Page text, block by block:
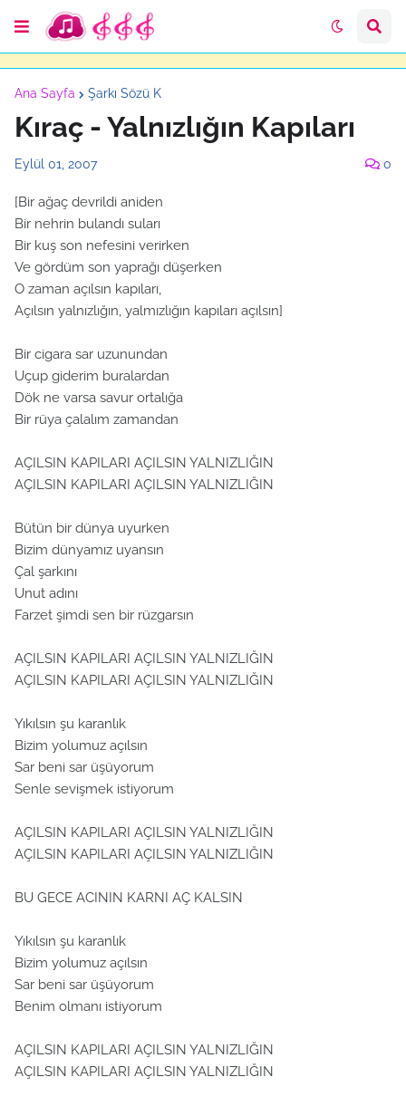
Ana Sayfa Şarkı Sözü K
Kıraç - Yalnızlığın Kapıları
Eylül 01, 2007 0
[Bir ağaç devrildi aniden
Bir nehrin bulandı suları
Bir kuş son nefesini verirken
Ve gördüm son yaprağı düşerken
O zaman açılsın kapıları,
Açılsın yalnızlığın, yalmızlığın kapıları açılsın]
Bir cigara sar uzunundan
Uçup giderim buralardan
Dök ne varsa savur ortalığa
Bir rüya çalalım zamandan
AÇILSIN KAPILARI AÇILSIN YALNIZLIĞIN
AÇILSIN KAPILARI AÇILSIN YALNIZLIĞIN
Bütün bir dünya uyurken
Bizim dünyamız uyansın
Çal şarkını
Unut adını
Farzet şimdi sen bir rüzgarsın
AÇILSIN KAPILARI AÇILSIN YALNIZLIĞIN
AÇILSIN KAPILARI AÇILSIN YALNIZLIĞIN
Yıkılsın şu karanlık
Bizim yolumuz açılsın
Sar beni sar üşüyorum
Senle sevişmek istiyorum
AÇILSIN KAPILARI AÇILSIN YALNIZLIĞIN
AÇILSIN KAPILARI AÇILSIN YALNIZLIĞIN
BU GECE ACININ KARNI AÇ KALSIN
Yıkılsın şu karanlık
Bizim yolumuz açılsın
Sar beni sar üşüyorum
Benim olmanı istiyorum
AÇILSIN KAPILARI AÇILSIN YALNIZLIĞIN
AÇILSIN KAPILARI AÇILSIN YALNIZLIĞIN